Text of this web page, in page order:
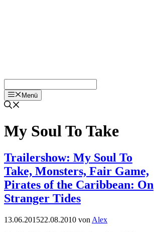
Menü
My Soul To Take
Trailershow: My Soul To
Take, Monsters, Fair Game,
Pirates of the Caribbean: On
Stranger Tides
13.06.201522.08.2010 von Alex